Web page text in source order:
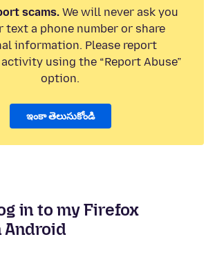
scams.We will never ask you
text a phone number or share
information. Please report
using the “Report Abuse”
option.
ఇంకా తెలుసుకోండి
in to my Firefox
Android